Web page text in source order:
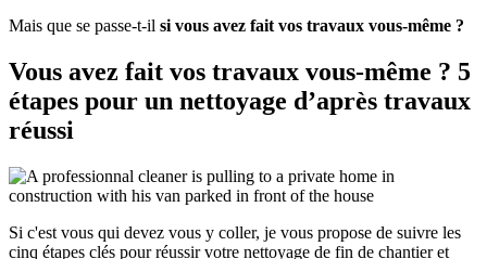
Mais que se passe-t-il si vous avez fait vos travaux vous-même ?
Vous avez fait vos travaux vous-même ? 5
étapes pour un nettoyage d’après travaux
réussi
Si c'est vous qui devez vous y coller, je vous propose de suivre les
cinq étapes clés pour réussir votre nettoyage de fin de chantieret